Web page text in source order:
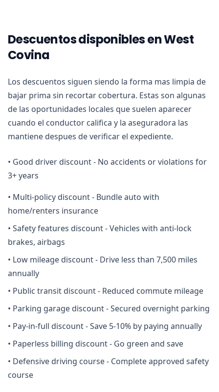
Descuentos disponibles en West
Covina
Los descuentos siguen siendo la forma mas limpia de
bajar prima sin recortar cobertura. Estas son algunas
de las oportunidades locales que suelen aparecer
cuando el conductor califica y la aseguradora las
mantiene despues de verificar el expediente.
• Good driver discount - No accidents or violations for
3+ years
• Multi-policy discount - Bundle auto with
home/renters insurance
• Safety features discount - Vehicles with anti-lock
brakes, airbags
• Low mileage discount - Drive less than 7,500 miles
annually
• Public transit discount - Reduced commute mileage
• Parking garage discount - Secured overnight parking
• Pay-in-full discount - Save 5-10% by paying annually
• Paperless billing discount - Go green and save
• Defensive driving course - Complete approved safety
course